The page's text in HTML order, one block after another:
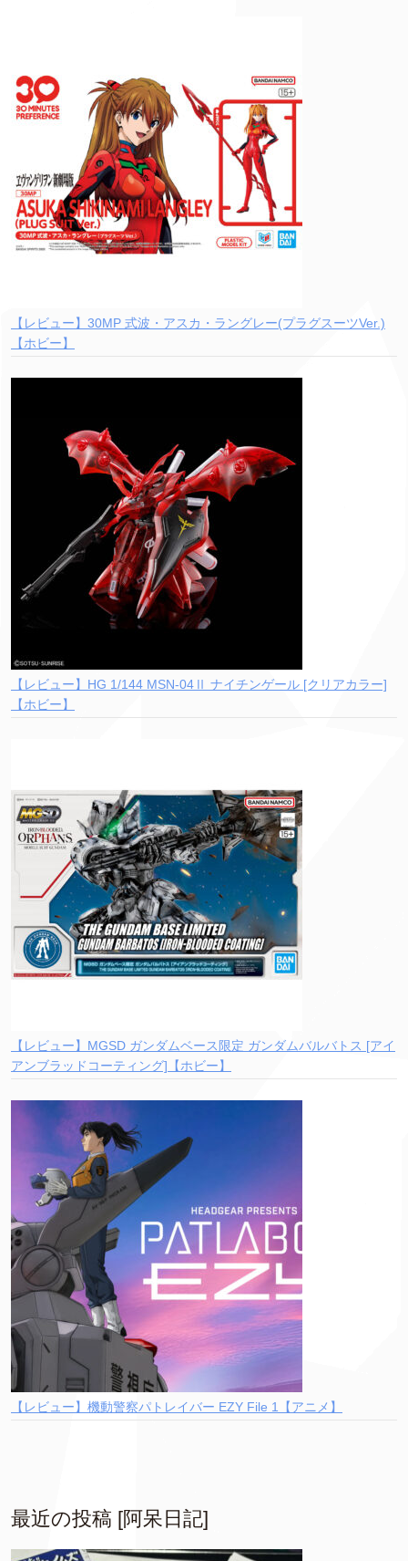
【レビュー】30MP 式波・アスカ・ラングレー(プラグスーツVer.)
【ホビー】
【レビュー】HG 1/144 MSN-04Ⅱ ナイチンゲール [クリアカラー]
【ホビー】
【レビュー】MGSD ガンダムベース限定 ガンダムバルバトス [アイ
アンブラッドコーティング]【ホビー】
【レビュー】機動警察パトレイバー EZY File 1【アニメ】
最近の投稿 [阿呆日記]